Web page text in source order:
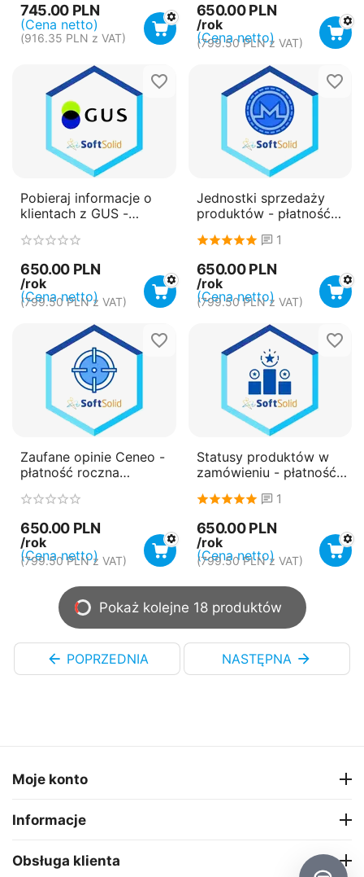
745.00 PLN
(Cena netto)
(916.35 PLN z VAT)
650.00 PLN
/rok
(Cena netto)
(799.50 PLNz VAT)
Pobieraj informacje o
klientach z GUS -
(subskrypcja)
650.00 PLN
/rok
(Cena netto)
(799.50 PLNz VAT)
Jednostki sprzedaży
produktów - płatność
1
650.00 PLN
/rok
(Cena netto)
(799.50 PLNz VAT)
Zaufane opinie Ceneo -
płatność roczna
650.00 PLN
/rok
(Cena netto)
(799.50 PLNz VAT)
Statusy produktów w
zamówieniu - płatność
1
650.00 PLN
/rok
(Cena netto)
(799.50 PLNz VAT)
Pokaż kolejne 18 produktów
POPRZEDNIA NASTĘPNA
Moje konto
Informacje
Obsługa klienta